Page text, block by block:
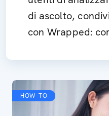
di ascolto,
con Wrapped:
HOW-TO